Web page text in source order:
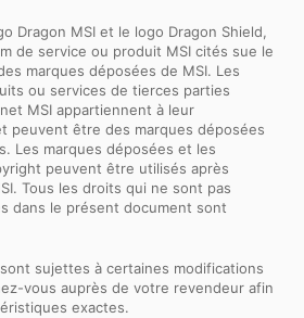
Dragon MSI et le logo Dragon Shield,
de service ou produit MSI cités sue le
marques déposées de MSI. Les
ou services de tierces parties
MSI appartiennent à leur
peuvent être des marques déposées
Les marques déposées et les
peuvent être utilisés après
Tous les droits qui ne sont pas
dans le présent document sont
sujettes à certaines modifications
vous auprès de votre revendeur afin
exactes.